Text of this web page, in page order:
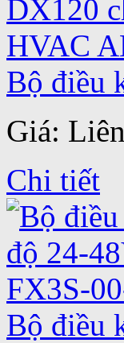
Bộ điều
Giá:
Chi tiết
Bộ điều